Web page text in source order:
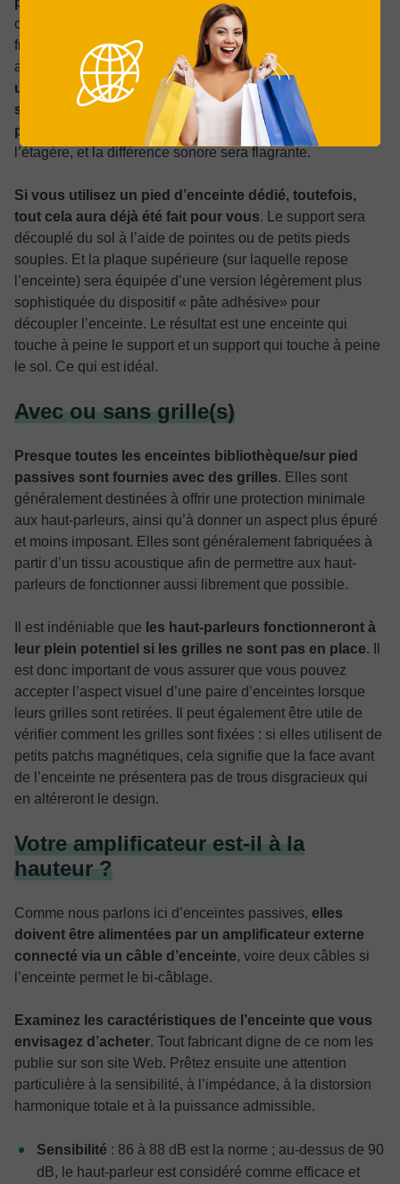
contact avec l’étagère, les ondes sonores à basse
fréquence (en particulier) ont tendance à se propager
autant vers le bas que vers l’avant.Il suffit d’appliquer
une petite quantité de pâte adhésive (ou d’un produit
similaire) dans chaque coin de la base de l’enceinte
pour réduire considérablement le contact
avec
l’étagère, et la différence sonore sera flagrante.
Si vous utilisez un pied d’enceinte dédié, toutefois,
tout cela aura déjà été fait pour vous. Le support sera
découplé du sol à l’aide de pointes ou de petits pieds
souples. Et la plaque supérieure (sur laquelle repose
l’enceinte) sera équipée d’une version légèrement plus
sophistiquée du dispositif « pâte adhésive» pour
découpler l’enceinte. Le résultat est une enceinte qui
touche à peine le support et un support qui touche à peine
le sol. Ce qui est idéal.
Avec ou sans grille(s)
Presque toutes les enceintes bibliothèque/sur pied
passives sont fournies avec des grilles. Elles sont
généralement destinées à offrir une protection minimale
aux haut-parleurs, ainsi qu’à donner un aspect plus épuré
et moins imposant. Elles sont généralement fabriquées à
partir d’un tissu acoustique afin de permettre aux haut-
parleurs de fonctionner aussi librement que possible.
Il est indéniable que les haut-parleurs fonctionneront à
leur plein potentiel si les grilles ne sont pas en place. Il
est donc important de vous assurer que vous pouvez
accepter l’aspect visuel d’une paire d’enceintes lorsque
leurs grilles sont retirées. Il peut également être utile de
vérifier comment les grilles sont fixées : si elles utilisent de
petits patchs magnétiques, cela signifie que la face avant
de l’enceinte ne présentera pas de trous disgracieux qui
en altéreront le design.
Votre amplificateur est-il à la
hauteur ?
Comme nous parlons ici d’enceintes passives, elles
doivent être alimentées par un amplificateur externe
connecté via un câble d’enceinte, voire deux câbles si
l’enceinte permet le bi-câblage.
Examinez les caractéristiques de l’enceinte que vous
envisagez d’acheter. Tout fabricant digne de ce nom les
publie sur son site Web. Prêtez ensuite une attention
particulière à la sensibilité, à l’impédance, à la distorsion
harmonique totale et à la puissance admissible.
Sensibilité : 86 à 88 dB est la norme ; au-dessus de 90
dB, le haut-parleur est considéré comme efficace et